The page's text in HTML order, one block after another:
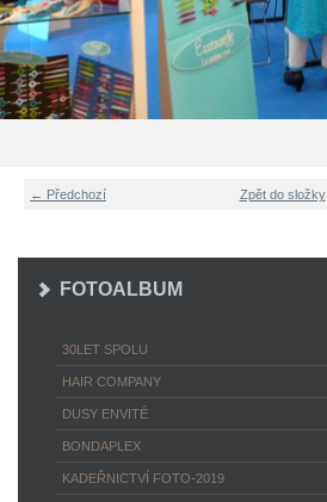
← Předchozí Zpět do složky
FOTOALBUM
30LET SPOLU
HAIR COMPANY
DUSY ENVITÉ
BONDAPLEX
KADEŘNICTVÍ FOTO-2019